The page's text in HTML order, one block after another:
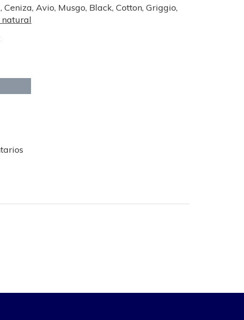
Ceniza, Avio, Musgo, Black, Cotton, Griggio,
natural